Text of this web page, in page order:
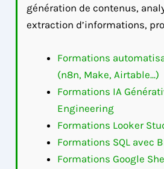
génération de contenus,
extraction d’informations,
Formations
(n8n, Make, Airtable...)
Formations IA
Engineering
Formations Looker
Formations SQL avec
Formations Google